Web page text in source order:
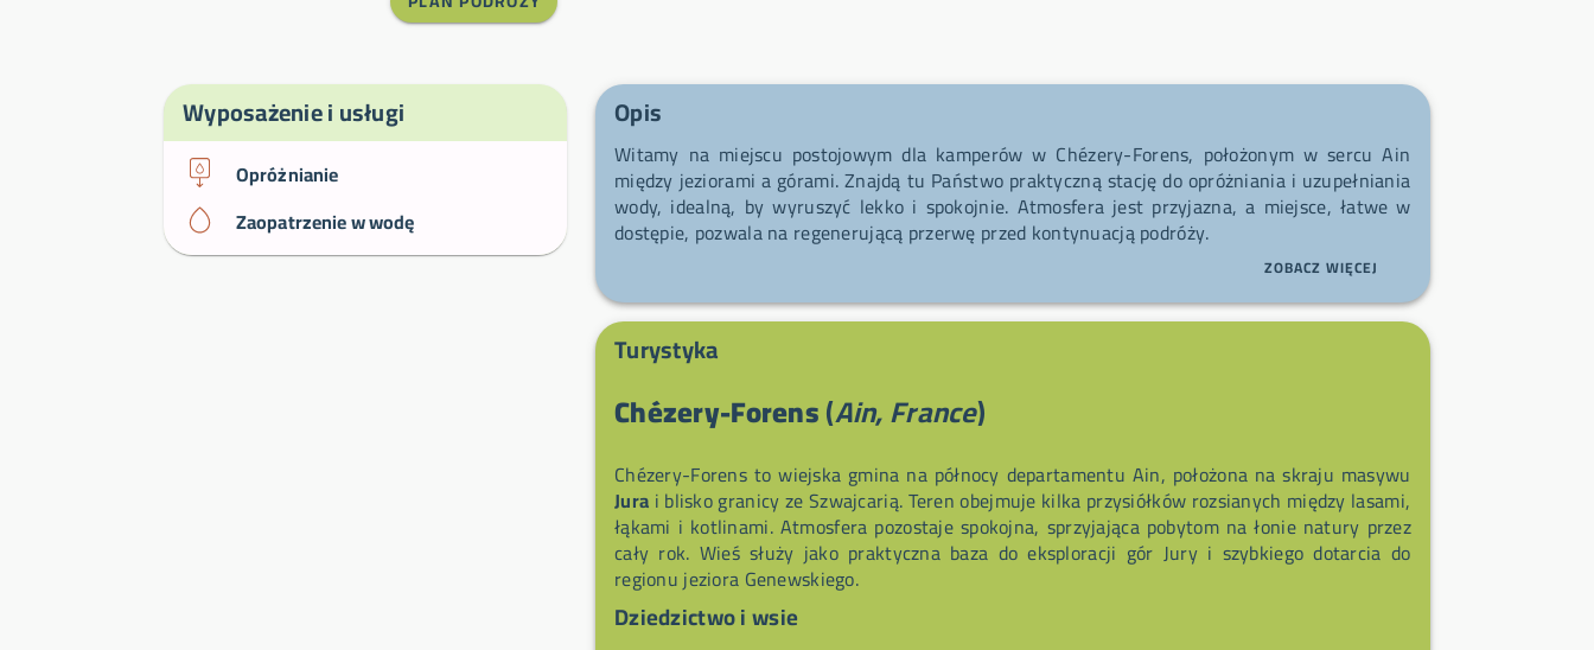
Wyposażenie i usługi
Opróżnianie
Zaopatrzenie w wodę
Opis
Witamy na miejscu postojowym dla kamperów w Chézery-Forens, położonym w sercu Ain
między jeziorami a górami. Znajdą tu Państwo praktyczną stację do opróżniania i uzupełniania
wody, idealną, by wyruszyć lekko i spokojnie. Atmosfera jest przyjazna, a miejsce, łatwe w
dostępie, pozwala na regenerującą przerwę przed kontynuacją podróży.
ZOBACZ WIĘCEJ
Turystyka
Chézery-Forens(Ain, France)
Chézery-Forens to wiejska gmina na północy departamentu Ain, położona na skraju masywu
Jura i blisko granicy ze Szwajcarią. Teren obejmuje kilka przysiółków rozsianych między lasami,
łąkami i kotlinami. Atmosfera pozostaje spokojna, sprzyjająca pobytom na łonie natury przez
cały rok. Wieś służy jako praktyczna baza do eksploracji gór Jury i szybkiego dotarcia do
regionu jeziora Genewskiego.
Dziedzictwo i wsie